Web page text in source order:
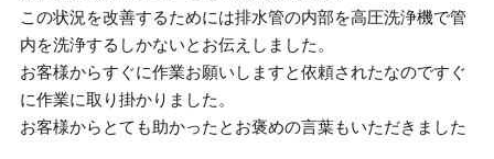
この状況を改善するためには排水管の内部を高圧洗浄機で管
内を洗浄するしかないとお伝えしました。
お客様からすぐに作業お願いしますと依頼されたなのですぐ
に作業に取り掛かりました。
お客様からとても助かったとお褒めの言葉もいただきました